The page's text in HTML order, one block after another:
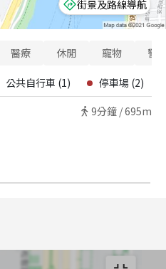
街景及路線導航
醫療 休閒 寵物 警
公共自行車 (1) 停車場 (2)
9分鐘 /695m